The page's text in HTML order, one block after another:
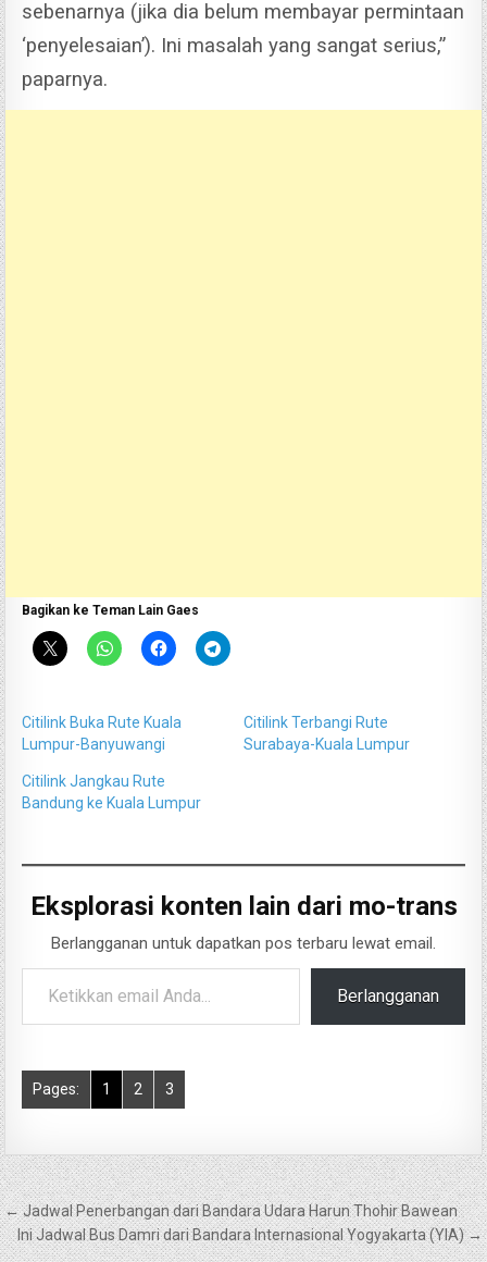
sebenarnya (jika dia belum membayar permintaan
‘penyelesaian’). Ini masalah yang sangat serius,”
paparnya.
Bagikan ke Teman Lain Gaes
Citilink Buka Rute Kuala
Lumpur-Banyuwangi
Citilink Terbangi Rute
Surabaya-Kuala Lumpur
Citilink Jangkau Rute
Bandung ke Kuala Lumpur
Eksplorasi konten lain dari mo-trans
Berlangganan untuk dapatkan pos terbaru lewat email.
Ketikkan email Anda...
Berlangganan
Pages: 1 2 3
Navigasi
pos
← Jadwal Penerbangan dari Bandara Udara Harun Thohir Bawean
Ini Jadwal Bus Damri dari Bandara Internasional Yogyakarta (YIA) →